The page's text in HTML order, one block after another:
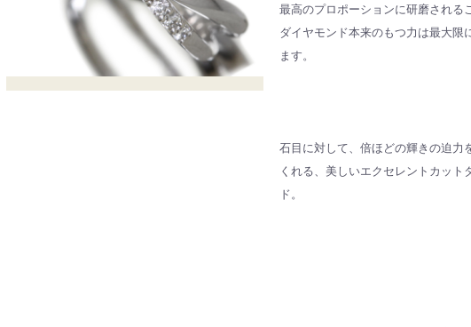
最高のプロポーションに研磨される
ダイヤモンド本来のもつ力は最大限
ます。
石目に対して、倍ほどの輝きの迫力
くれる、美しいエクセレントカット
ド。